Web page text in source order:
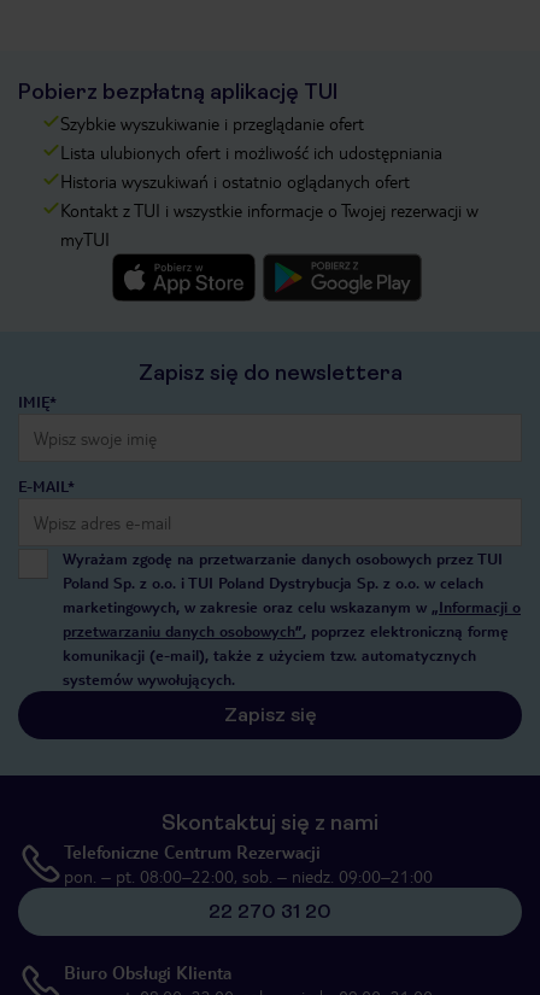
Pobierz bezpłatną aplikację TUI
Szybkie wyszukiwanie i przeglądanie ofert
Lista ulubionych ofert i możliwość ich udostępniania
Historia wyszukiwań i ostatnio oglądanych ofert
Kontakt z TUI i wszystkie informacje o Twojej rezerwacji w
myTUI
Zapisz się do newslettera
IMIĘ*
E-MAIL*
Wyrażam zgodę na przetwarzanie danych osobowych przez TUI
Poland Sp. z o.o. i TUI Poland Dystrybucja Sp. z o.o. w celach
marketingowych, w zakresie oraz celu wskazanym w „Informacji o
przetwarzaniu danych osobowych”, poprzez elektroniczną formę
komunikacji (e-mail), także z użyciem tzw. automatycznych
systemów wywołujących.
Zapisz się
Skontaktuj się z nami
Telefoniczne Centrum Rezerwacji
pon. – pt. 08:00–22:00, sob. – niedz. 09:00–21:00
22 270 31 20
Biuro Obsługi Klienta